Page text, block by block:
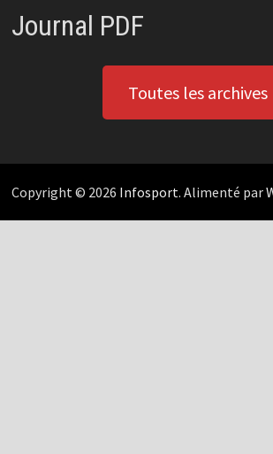
Journal PDF
Toutes les archives
Copyright © 2026 Infosport. Alimenté par